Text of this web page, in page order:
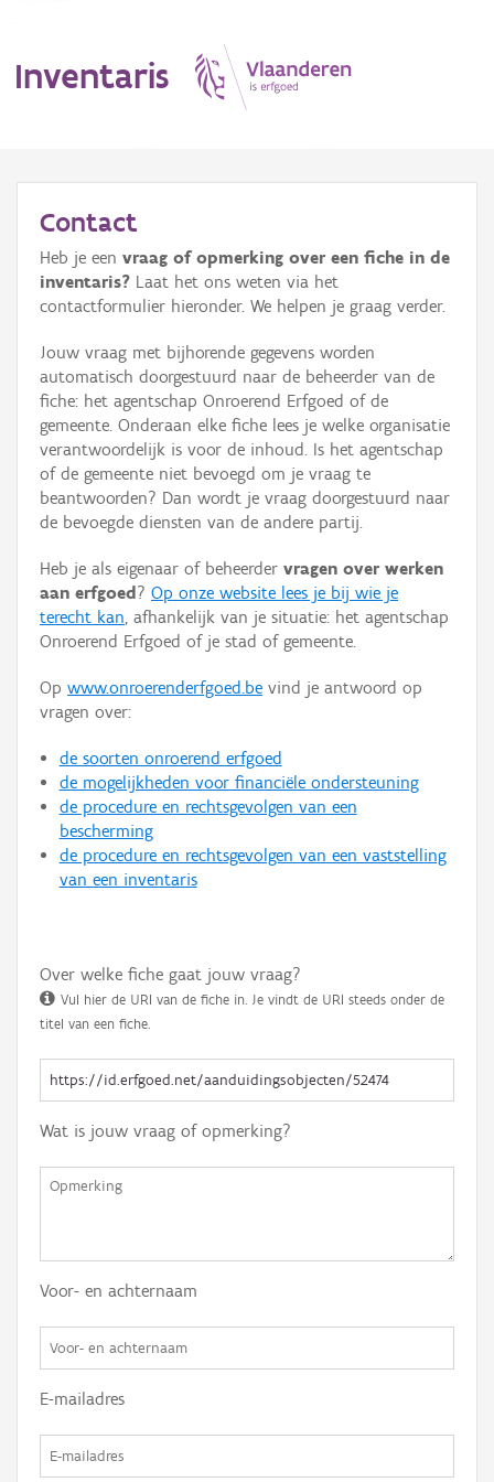
Inventaris
Erfgoedobject
Aanduidingsobject
Waarneming
Thema
Gebeurtenis
Persoon of collectief
Hergebruik
Aanmelden
Contact
Heb je een vraag of opmerking over een fiche in de
inventaris? Laat het ons weten via het
contactformulier hieronder. We helpen je graag verder.
Jouw vraag met bijhorende gegevens worden
automatisch doorgestuurd naar de beheerder van de
fiche: het agentschap Onroerend Erfgoed of de
gemeente. Onderaan elke fiche lees je welke organisatie
verantwoordelijk is voor de inhoud. Is het agentschap
of de gemeente niet bevoegd om je vraag te
beantwoorden? Dan wordt je vraag doorgestuurd naar
de bevoegde diensten van de andere partij.
Heb je als eigenaar of beheerder vragen over werken
aan erfgoed ? Op onze website lees je bij wie je
terecht kan, afhankelijk van je situatie: het agentschap
Onroerend Erfgoed of je stad of gemeente.
Op www.onroerenderfgoed.be vind je antwoord op
vragen over:
de soorten onroerend erfgoed
de mogelijkheden voor financiële ondersteuning
de procedure en rechtsgevolgen van een
bescherming
de procedure en rechtsgevolgen van een vaststelling
van een inventaris
Over welke fiche gaat jouw vraag?
Vul hier de URI van de fiche in. Je vindt de URI steeds onder de
titel van een fiche.
Wat is jouw vraag of opmerking?
Voor- en achternaam
E-mailadres